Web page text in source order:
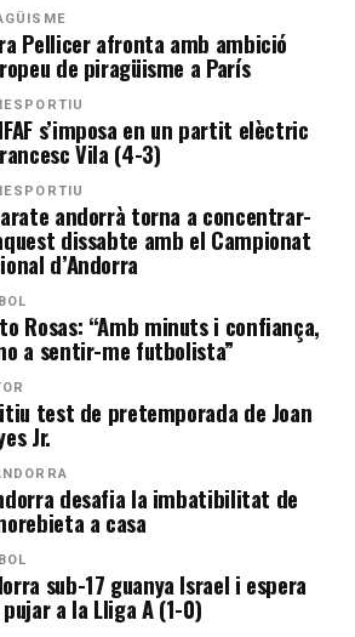
Pellicer afronta amb ambició
de piragüisme a París
s’imposa en un partit elèctric
Vila (4-3)
andorrà torna a concentrar-
dissabte amb el Campionat
d’Andorra
Rosas: “Amb minuts i confiança,
a sentir-me futbolista”
test de pretemporada de Joan
Jr.
desafia la imbatibilitat de
a casa
sub-17 guanya Israel i espera
a la Lliga A (1-0)